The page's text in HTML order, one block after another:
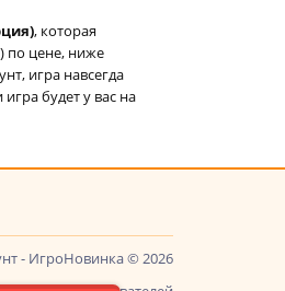
, которая
по цене, ниже
игра навсегда
будет у вас на
- ИгроНовинка © 2026